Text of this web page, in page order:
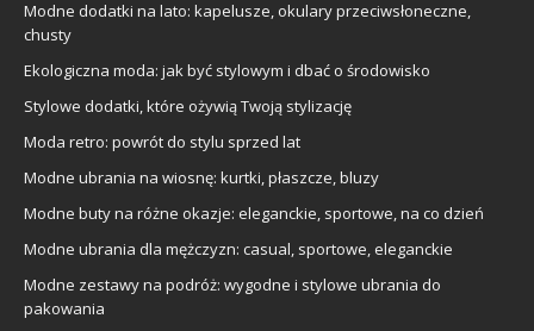
Modne dodatki na lato: kapelusze, okulary przeciwsłoneczne,
chusty
Ekologiczna moda: jak być stylowym i dbać o środowisko
Stylowe dodatki, które ożywią Twoją stylizację
Moda retro: powrót do stylu sprzed lat
Modne ubrania na wiosnę: kurtki, płaszcze, bluzy
Modne buty na różne okazje: eleganckie, sportowe, na co dzień
Modne ubrania dla mężczyzn: casual, sportowe, eleganckie
Modne zestawy na podróż: wygodne i stylowe ubrania do
pakowania